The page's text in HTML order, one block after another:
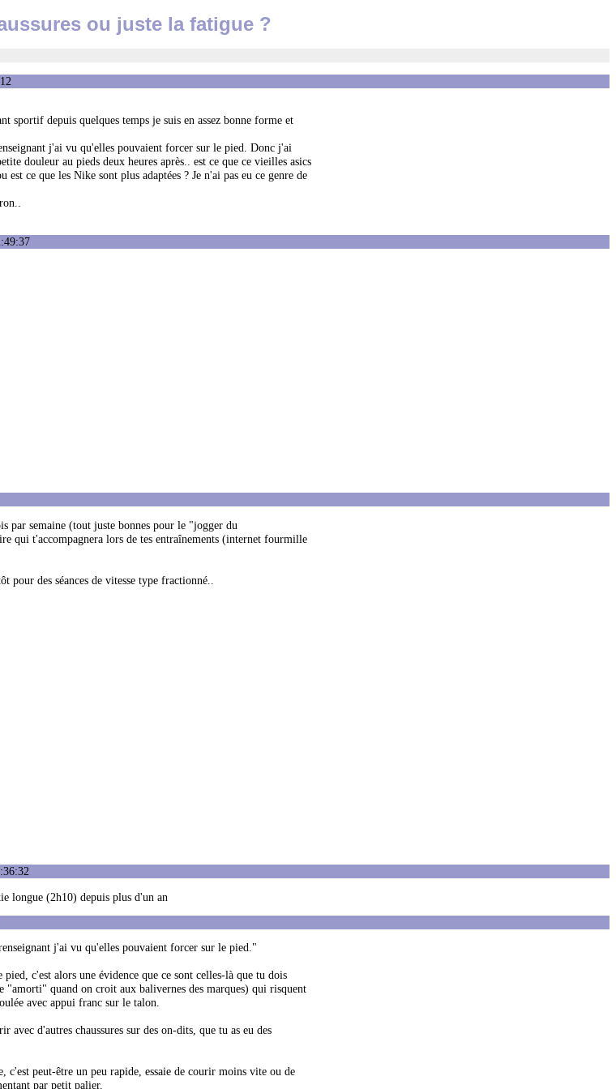
ou juste la fatigue ?
sportif depuis quelques temps je suis en assez bonne forme et
j'ai vu qu'elles pouvaient forcer sur le pied. Donc j'ai
douleur au pieds deux heures après.. est ce que ce vieilles asics
ce que les Nike sont plus adaptées ? Je n'ai pas eu ce genre de
par semaine (tout juste bonnes pour le "jogger du
qui t'accompagnera lors de tes entraînements (internet fourmille
des séances de vitesse type fractionné..
longue (2h10) depuis plus d'un an
j'ai vu qu'elles pouvaient forcer sur le pied."
c'est alors une évidence que ce sont celles-là que tu dois
"amorti" quand on croit aux balivernes des marques) qui risquent
avec appui franc sur le talon.
d'autres chaussures sur des on-dits, que tu as eu des
c'est peut-être un peu rapide, essaie de courir moins vite ou de
par petit palier.